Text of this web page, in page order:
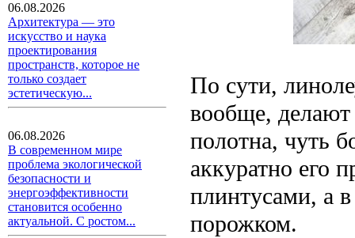
06.08.2026
Архитектура — это
искусство и наука
проектирования
пространств, которое не
только создает
эстетическую...
06.08.2026
В современном мире
проблема экологической
безопасности и
энергоэффективности
становится особенно
актуальной. С ростом...
По сути,
вообще,
полотна, чуть
аккуратно его
плинтусами, а
порожком.